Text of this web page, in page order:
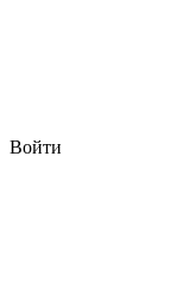
Войти